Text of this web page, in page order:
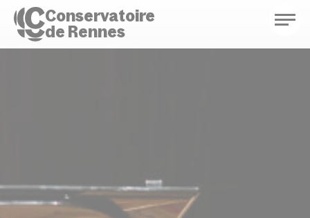
Conservatoire
de Rennes
Actions d'éducation